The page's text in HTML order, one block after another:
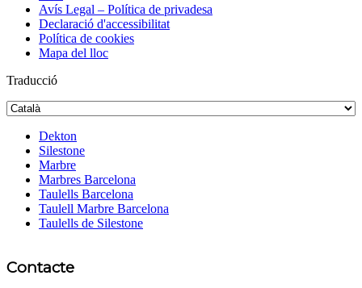
Avís Legal – Política de privadesa
Declaració d'accessibilitat
Política de cookies
Mapa del lloc
Traducció
Dekton
Silestone
Marbre
Marbres Barcelona
Taulells Barcelona
Taulell Marbre Barcelona
Taulells de Silestone
Contacte